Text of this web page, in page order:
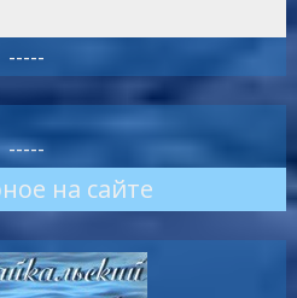
-----
-----
на сайте